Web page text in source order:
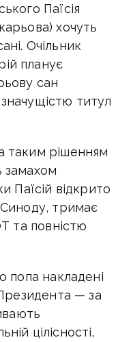
Паїсія
хочуть
Очільник
планує
сан
титул
таким рішенням
замахом
Паїсій відкрито
Синоду, тримає
та повністю
попа накладені
— за
цілісності,